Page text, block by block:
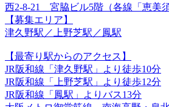
西2-8-21 宮脇ビル5階（各線「恵美
【募集エリア】
津久野駅／上野芝駅／鳳駅
【最寄り駅からのアクセス】
JR阪和線「津久野駅」より徒歩10分
JR阪和線「上野芝駅」より徒歩12分
JR阪和線「鳳駅」よりバス13分